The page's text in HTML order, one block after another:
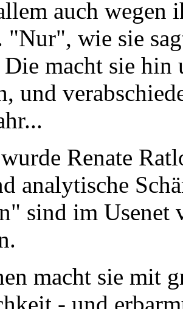
auch wegen
"Nur", wie sie
Die macht sie
und
Renate
analytische
sind im Usenet
macht sie mit
- und